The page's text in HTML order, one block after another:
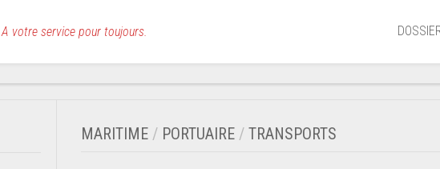
A votre service pour toujours.
MARITIME / PORTUAIRE / TRANSPORTS